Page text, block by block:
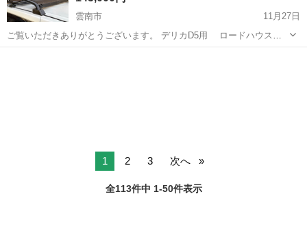
雲南市
11月27日
ご覧いただきありがとうございます。 デリカD5用 ロードハウス
カディスルーフレールラックです。 後期型デリカD5に装着しておりま
1 2 3 次へ
全113件中 1-50件表示